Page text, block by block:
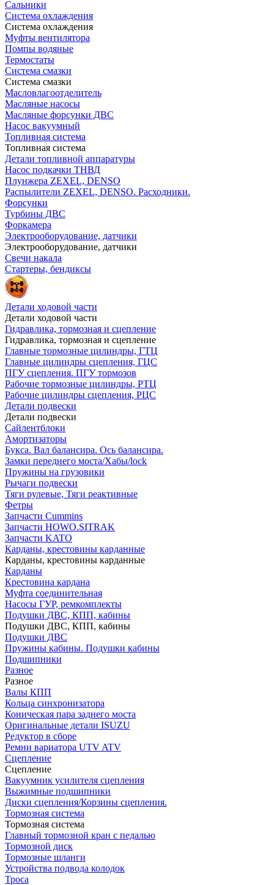
Сальники
Система охлаждения
Система охлаждения
Муфты вентилятора
Помпы водяные
Термостаты
Система смазки
Система смазки
Масловлагоотделитель
Масляные насосы
Масляные форсунки ДВС
Насос вакуумный
Топливная система
Топливная система
Детали топливной аппаратуры
Насос подкачки ТНВД
Плунжера ZEXEL, DENSO
Распылители ZEXEL, DENSO. Расходники.
Форсунки
Турбины ДВС
Форкамера
Электрооборудование, датчики
Электрооборудование, датчики
Свечи накала
Стартеры, бендиксы
Детали ходовой части
Детали ходовой части
Гидравлика, тормозная и сцепление
Гидравлика, тормозная и сцепление
Главные тормозные цилиндры, ГТЦ
Главные цилиндры сцепления, ГЦС
ПГУ сцепления. ПГУ тормозов
Рабочие тормозные цилиндры, РТЦ
Рабочие цилиндры сцепления, РЦС
Детали подвески
Детали подвески
Cайлентблоки
Амортизаторы
Букса. Вал балансира. Ось балансира.
Замки переднего моста/Хабы/lock
Пружины на грузовики
Рычаги подвески
Тяги рулевые, Тяги реактивные
Фетры
Запчасти Cummins
Запчасти HOWO.SITRAK
Запчасти KATO
Карданы, крестовины карданные
Карданы, крестовины карданные
Карданы
Крестовина кардана
Муфта соединительная
Насосы ГУР, ремкомплекты
Подушки ДВС, КПП, кабины
Подушки ДВС, КПП, кабины
Подушки ДВС
Пружины кабины. Подушки кабины
Подшипники
Разное
Разное
Валы КПП
Кольца синхронизатора
Коническая пара заднего моста
Оригинальные детали ISUZU
Редуктор в сборе
Ремни вариатора UTV ATV
Сцепление
Сцепление
Вакуумник усилителя сцепления
Выжимные подшипники
Диски сцепления/Корзины сцепления.
Тормозная система
Тормозная система
Главный тормозной кран с педалью
Тормозной диск
Тормозные шланги
Устройства подвода колодок
Троса